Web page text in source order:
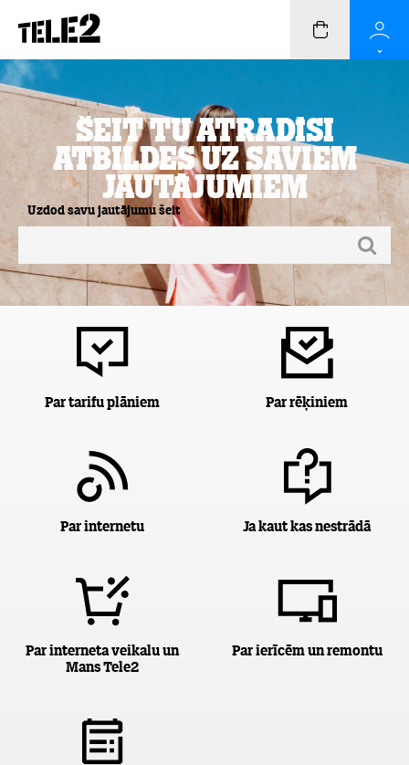
Šeit Tu atradīsi
atbildes uz saviem
jautājumiem
Uzdod savu jautājumu šeit
Par tarifu plāniem Par rēķiniem
Par internetu Ja kaut kas nestrādā
Par interneta veikalu un
Mans Tele2
Par ierīcēm un remontu